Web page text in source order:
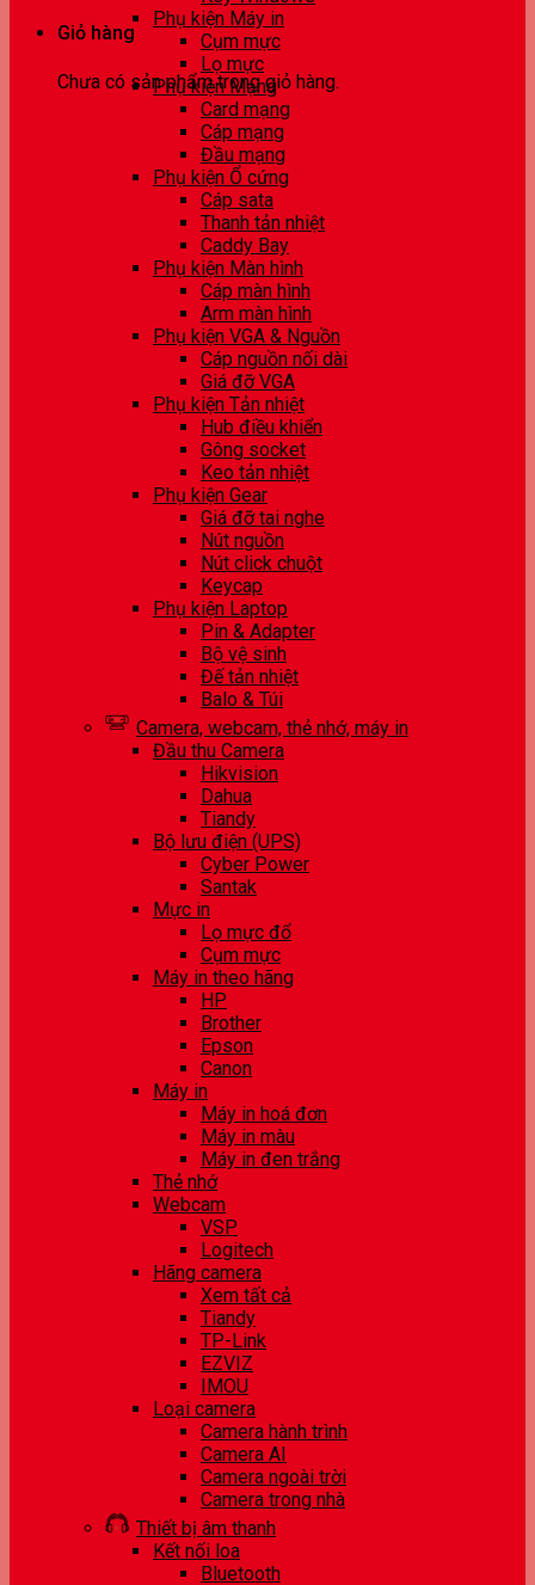
Giỏ hàng
Chưa có sản phẩm trong giỏ hàng.
Phụ kiện Máy in
Cụm mực
Lọ mực
Phụ kiện Mạng
Card mạng
Cáp mạng
Đầu mạng
Phụ kiện Ổ cứng
Cáp sata
Thanh tản nhiệt
Caddy Bay
Phụ kiện Màn hình
Cáp màn hình
Arm màn hình
Phụ kiện VGA & Nguồn
Cáp nguồn nối dài
Giá đỡ VGA
Phụ kiện Tản nhiệt
Hub điều khiển
Gông socket
Keo tản nhiệt
Phụ kiện Gear
Giá đỡ tai nghe
Nút nguồn
Nút click chuột
Keycap
Phụ kiện Laptop
Pin & Adapter
Bộ vệ sinh
Đế tản nhiệt
Balo & Túi
Camera, webcam, thẻ nhớ, máy in
Đầu thu Camera
Hikvision
Dahua
Tiandy
Bộ lưu điện (UPS)
Cyber Power
Santak
Mực in
Lọ mực đổ
Cụm mực
Máy in theo hãng
HP
Brother
Epson
Canon
Máy in
Máy in hoá đơn
Máy in màu
Máy in đen trắng
Thẻ nhớ
Webcam
VSP
Logitech
Hãng camera
Xem tất cả
Tiandy
TP-Link
EZVIZ
IMOU
Loại camera
Camera hành trình
Camera AI
Camera ngoài trời
Camera trong nhà
Thiết bị âm thanh
Kết nối loa
Bluetooth